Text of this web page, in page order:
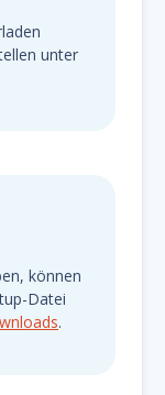
unter
können
Datei
.